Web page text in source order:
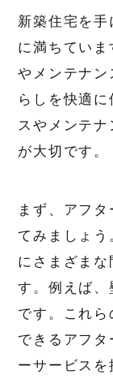
新築住宅を
に満ちてい
やメンテナ
らしを快適
スやメンテ
が大切です。
まず、アフ
てみましょ
にさまざまな
す。例えば
です。これ
できるアフ
ーサービス